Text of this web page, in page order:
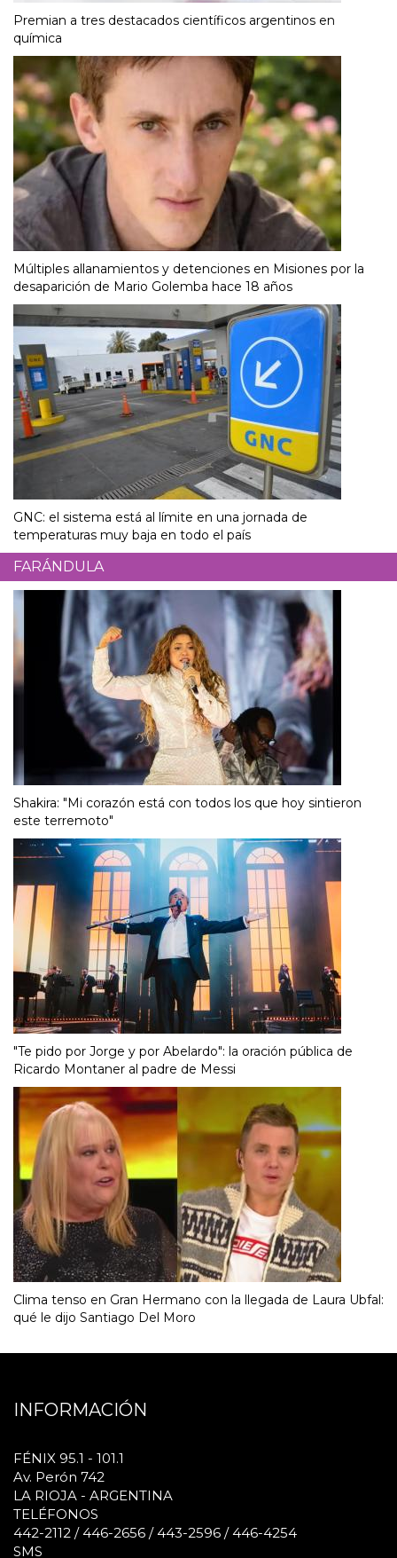
Premian a tres destacados científicos argentinos en
química
Múltiples allanamientos y detenciones en Misiones por la
desaparición de Mario Golemba hace 18 años
GNC: el sistema está al límite en una jornada de
temperaturas muy baja en todo el país
FARÁNDULA
Shakira: "Mi corazón está con todos los que hoy sintieron
este terremoto"
"Te pido por Jorge y por Abelardo": la oración pública de
Ricardo Montaner al padre de Messi
Clima tenso en Gran Hermano con la llegada de Laura Ubfal:
qué le dijo Santiago Del Moro
INFORMACIÓN
FÉNIX 95.1 - 101.1
Av. Perón 742
LA RIOJA - ARGENTINA
TELÉFONOS
442-2112 / 446-2656 / 443-2596 / 446-4254
SMS